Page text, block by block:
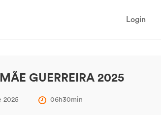
Login
GUERREIRA 2025
2025 06h30min